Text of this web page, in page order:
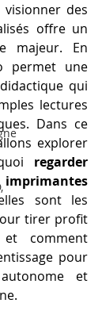
des
offre un
majeur. En
permet une
qui
lectures
Dans ce
explorer
regarder
sont les
tirer profit
comment
pour
et